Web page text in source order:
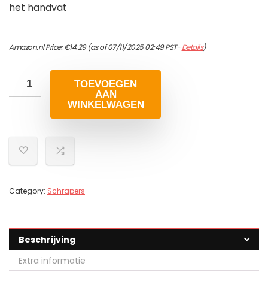
het handvat
Amazon.nl Price:€14.29(as of 07/11/2025 02:49 PST-Details)
TOEVOEGEN
AAN
WINKELWAGEN
Category: Schrapers
Beschrijving
Extra informatie